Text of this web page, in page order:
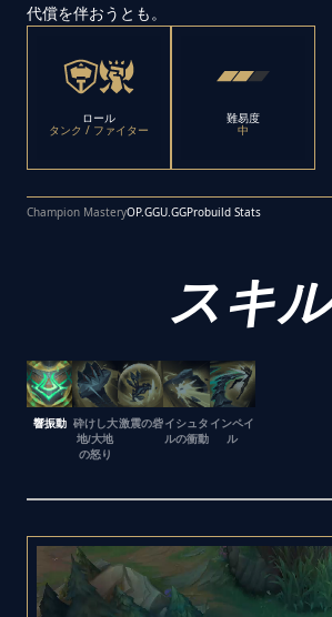
代償を伴おうとも。
ロール
タンク / ファイター
難易度
中
Champion MasteryOP.GGU.GGProbuild Stats
スキル
響振動 砕けし大
地/大地
の怒り
激震の砦イシュタ
ルの衝動
インペイ
ル